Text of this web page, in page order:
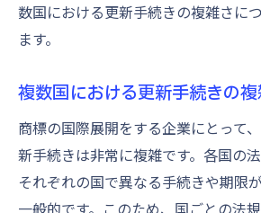
数国における更新手続きの複雑さに
ます。
複数国における更新手続きの複
商標の国際展開をする企業にとって
新手続きは非常に複雑です。各国の
それぞれの国で異なる手続きや期限